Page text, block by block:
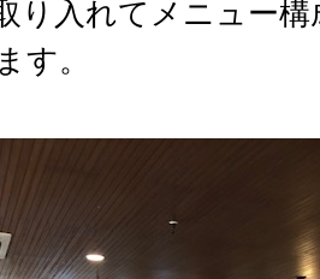
り入れてメニュー
す。